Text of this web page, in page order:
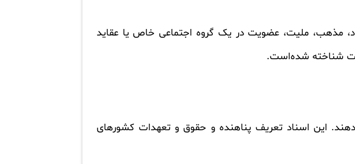
مذهب، ملیت، عضویت در یک گروه اجتماعی خاص یا عقاید
شناخته شده‌است.
را تشکیل می‌دهند. این اسناد تعریف پناهنده و حقوق و تعهدات کشورهای